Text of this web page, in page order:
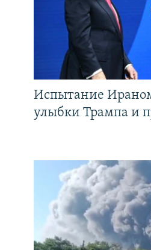
Испытание
улыбки Трампа и